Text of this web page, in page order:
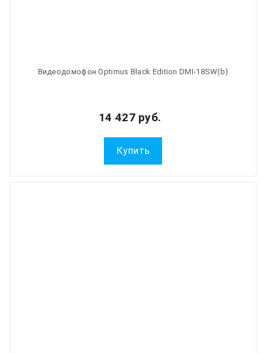
Видеодомофон Optimus Black Edition DMI-18SW(b)
14 427 руб.
Купить